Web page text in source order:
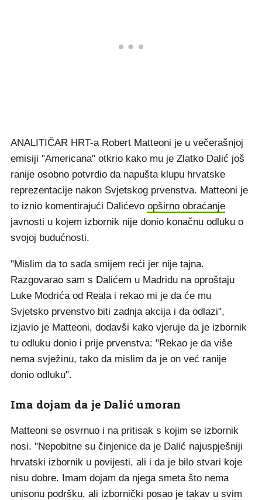
ANALITIČAR HRT-a Robert Matteoni je u večerašnjoj
emisiji "Americana" otkrio kako mu je Zlatko Dalić još
ranije osobno potvrdio da napušta klupu hrvatske
reprezentacije nakon Svjetskog prvenstva. Matteoni je
to iznio komentirajući Dalićevo opširno obraćanje
javnosti u kojem izbornik nije donio konačnu odluku o
svojoj budućnosti.
"Mislim da to sada smijem reći jer nije tajna.
Razgovarao sam s Dalićem u Madridu na oproštaju
Luke Modrića od Reala i rekao mi je da će mu
Svjetsko prvenstvo biti zadnja akcija i da odlazi",
izjavio je Matteoni, dodavši kako vjeruje da je izbornik
tu odluku donio i prije prvenstva: "Rekao je da više
nema svježinu, tako da mislim da je on već ranije
donio odluku".
Ima dojam da je Dalić umoran
Matteoni se osvrnuo i na pritisak s kojim se izbornik
nosi. "Nepobitne su činjenice da je Dalić najuspješniji
hrvatski izbornik u povijesti, ali i da je bilo stvari koje
nisu dobre. Imam dojam da njega smeta što nema
unisonu podršku, ali izbornički posao je takav u svim